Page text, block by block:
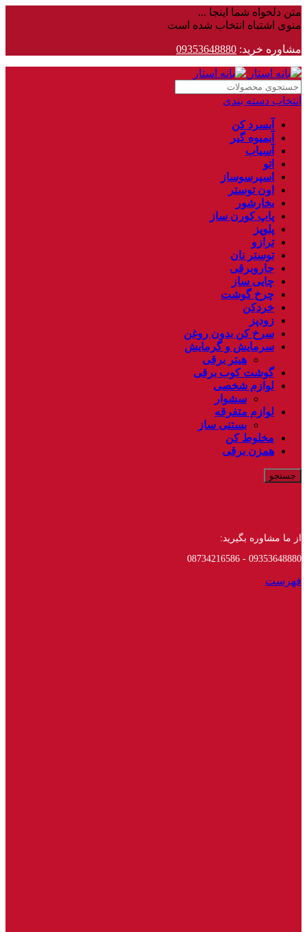
متن دلخواه شما اینجا ...
منوی اشتباه انتخاب شده است
مشاوره خرید: 09353648880
انتخاب دسته بندی
آبسرد کن
آبمیوه گیر
آسیاب
اتو
اسپرسوساز
اون توستر
بخارشور
پاپ کورن ساز
پلوپز
ترازو
توستر نان
جاروبرقی
چایی ساز
چرخ گوشت
خردکن
زودپز
سرخ کن بدون روغن
سرمایش و گرمایش
هیتر برقی
گوشت کوب برقی
لوازم شخصی
سشوار
لوازم متفرقه
بستنی ساز
مخلوط کن
همزن برقی
جستجو
از ما مشاوره بگیرید:
09353648880 - 08734216586
فهرست